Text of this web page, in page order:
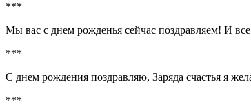
***
Мы вас с днем рожденья сейчас поздравляем! И
***
С днем рождения поздравляю, Заряда счастья я
***